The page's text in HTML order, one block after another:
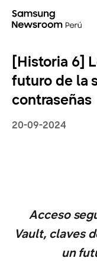
[Historia 6]
futuro de la
contraseñas
20-09-2024
Acceso
Vault, claves
un